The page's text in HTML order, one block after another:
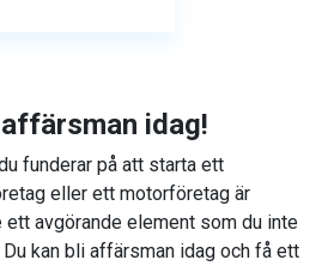
idag!
funderar på att starta ett
eller ett motorföretag är
ett avgörande element som du inte
kan bli affärsman idag och få ett